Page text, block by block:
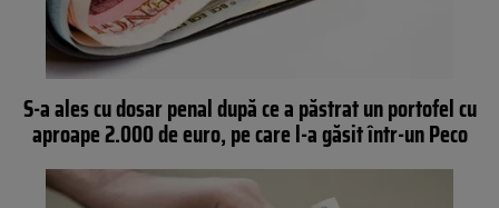
S-a ales cu dosar penal după ce a păstrat un portofel cu
aproape 2.000 de euro, pe care l-a găsit într-un Peco